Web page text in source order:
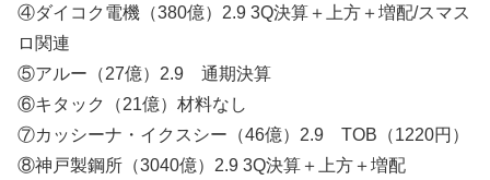
④ダイコク電機（380億）2.9 3Q決算＋上方＋増配/スマス
ロ関連
⑤アルー（27億）2.9 通期決算
⑥キタック（21億）材料なし
⑦カッシーナ・イクスシー（46億）2.9 TOB（1220円）
⑧神戸製鋼所（3040億）2.9 3Q決算＋上方＋増配